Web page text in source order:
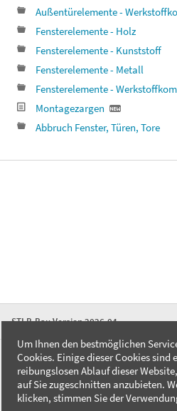
Außentürelemente -
Fensterelemente - Holz
Fensterelemente - Kunststoff
Fensterelemente - Metall
Fensterelemente -
Montagezargen
Abbruch Fenster, Türen, Tore
STLB-Bau Version 2026-04
FAQ
Kontakt
Datenschutzerklärung
Um Ihnen den bestmöglichen
Cookies. Einige dieser Cookies sind
reibungslosen Ablauf dieser
auf Sie zugeschnitten anzubieten.
klicken, stimmen Sie der